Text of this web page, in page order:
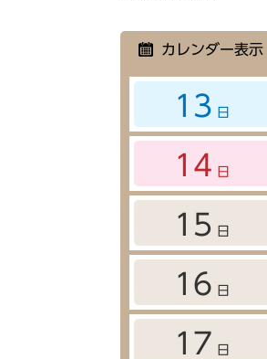
カレンダー表示
13 日
14 日
15 日
16 日
17 日